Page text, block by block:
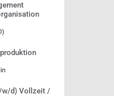
w/d) Vollzeit /